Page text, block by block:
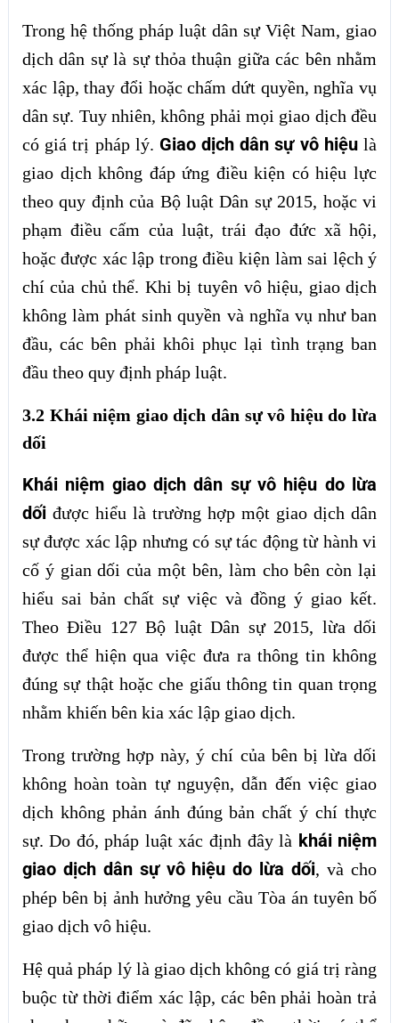
Trong hệ thống pháp luật dân sự Việt Nam, giao
dịch dân sự là sự thỏa thuận giữa các bên nhằm
xác lập, thay đổi hoặc chấm dứt quyền, nghĩa vụ
dân sự. Tuy nhiên, không phải mọi giao dịch đều
có giá trị pháp lý. Giao dịch dân sự vô hiệulà
giao dịch không đáp ứng điều kiện có hiệu lực
theo quy định của Bộ luật Dân sự 2015, hoặc vi
phạm điều cấm của luật, trái đạo đức xã hội,
hoặc được xác lập trong điều kiện làm sai lệch ý
chí của chủ thể. Khi bị tuyên vô hiệu, giao dịch
không làm phát sinh quyền và nghĩa vụ như ban
đầu, các bên phải khôi phục lại tình trạng ban
đầu theo quy định pháp luật.
3.2 Khái niệm giao dịch dân sự vô hiệu do lừa
dối
Khái niệm giao dịch dân sự vô hiệu do lừa
dốiđược hiểu là trường hợp một giao dịch dân
sự được xác lập nhưng có sự tác động từ hành vi
cố ý gian dối của một bên, làm cho bên còn lại
hiểu sai bản chất sự việc và đồng ý giao kết.
Theo Điều 127 Bộ luật Dân sự 2015, lừa dối
được thể hiện qua việc đưa ra thông tin không
đúng sự thật hoặc che giấu thông tin quan trọng
nhằm khiến bên kia xác lập giao dịch.
Trong trường hợp này, ý chí của bên bị lừa dối
không hoàn toàn tự nguyện, dẫn đến việc giao
dịch không phản ánh đúng bản chất ý chí thực
sự. Do đó, pháp luật xác định đây là khái niệm
giao dịch dân sự vô hiệu do lừa dối, và cho
phép bên bị ảnh hưởng yêu cầu Tòa án tuyên bố
giao dịch vô hiệu.
Hệ quả pháp lý là giao dịch không có giá trị ràng
buộc từ thời điểm xác lập, các bên phải hoàn trả